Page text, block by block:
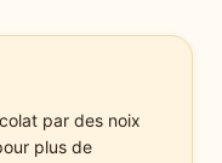
par des noix
plus de